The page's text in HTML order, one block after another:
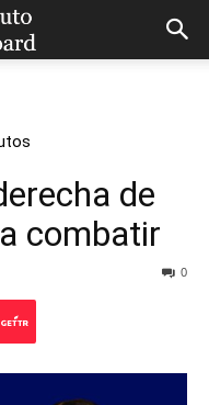
de
combatir
0